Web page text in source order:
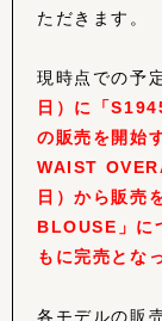
ただきます。
現時点での予
日）に「
の販売を開始
WAIST
日）から販売
BLOUSE」に
もに完売とな
各モデルの販